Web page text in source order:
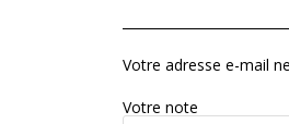
Votre adresse e-mail
Votre note